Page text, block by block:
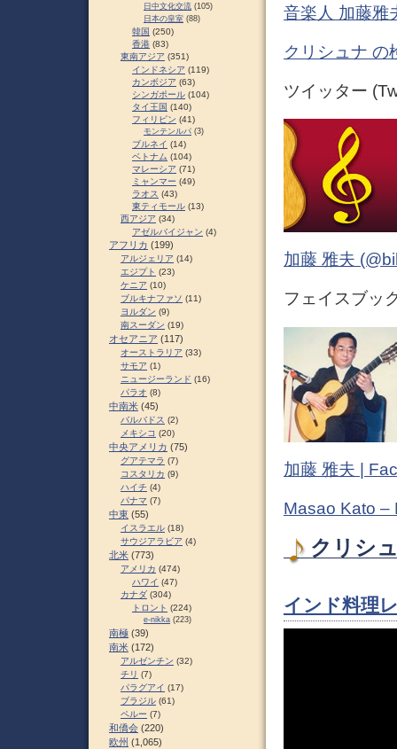
音楽人 加藤雅
クリシュナ の
ツイッター
加藤 雅夫
フェイスブッ
加藤 雅夫 |
Masao Kato –
クリシ
インド料理
日中文化交流 (105)
日本の皇室 (88)
韓国 (250)
香港 (83)
東南アジア (351)
インドネシア (119)
カンボジア (63)
シンガポール (104)
タイ王国 (140)
フィリピン (41)
モンテンルパ (3)
ブルネイ (14)
ベトナム (104)
マレーシア (71)
ミャンマー (49)
ラオス (43)
東ティモール (13)
西アジア (34)
アゼルバイジャン (4)
アフリカ (199)
アルジェリア (14)
エジプト (23)
ケニア (10)
ブルキナファソ (11)
ヨルダン (9)
南スーダン (19)
オセアニア (117)
オーストラリア (33)
サモア (1)
ニュージーランド (16)
パラオ (8)
中南米 (45)
バルバドス (2)
メキシコ (20)
中央アメリカ (75)
グアテマラ (7)
コスタリカ (9)
ハイチ (4)
パナマ (7)
中東 (55)
イスラエル (18)
サウジアラビア (4)
北米 (773)
アメリカ (474)
ハワイ (47)
カナダ (304)
トロント (224)
e-nikka (223)
南極 (39)
南米 (172)
アルゼンチン (32)
チリ (7)
パラグアイ (17)
ブラジル (61)
ペルー (7)
和僑会 (220)
欧州 (1,065)